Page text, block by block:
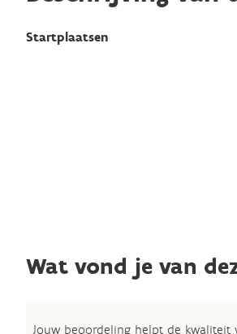
Startplaatsen
Wat vond je van
Jouw beoordeling helpt de kwaliteit